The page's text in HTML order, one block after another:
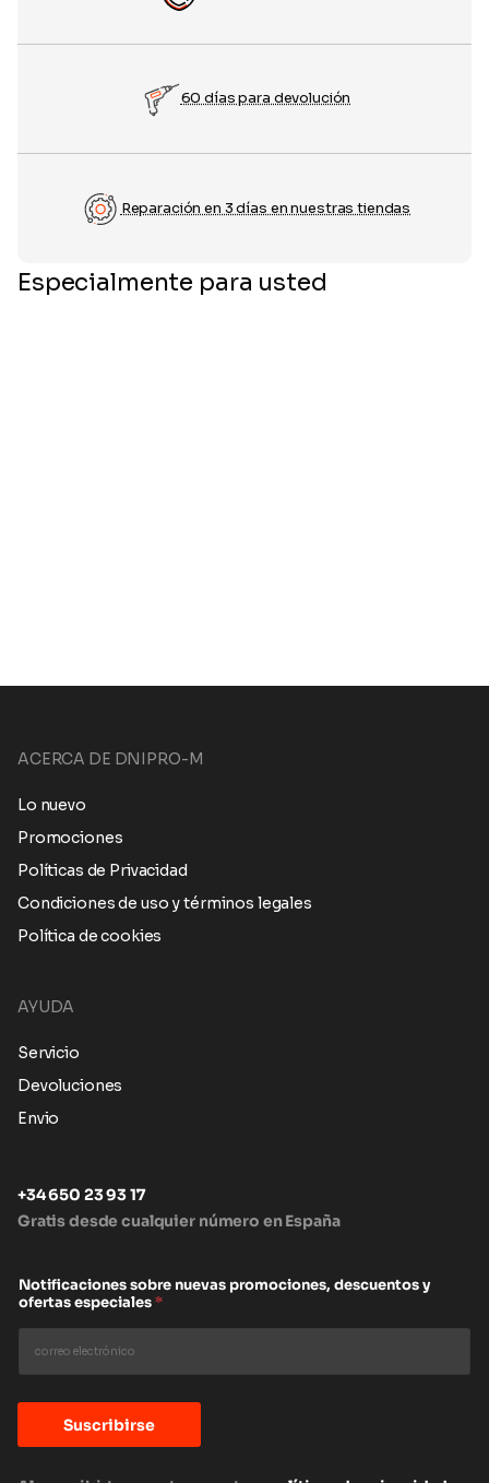
60 días para devolución
Reparación en 3 días en nuestras tiendas
Especialmente para usted
ACERCA DE DNIPRO-M
Lo nuevo
Promociones
Políticas de Privacidad
Condiciones de uso y términos legales
Política de cookies
AYUDA
Servicio
Devoluciones
Envio
+34 650 23 93 17
Gratis desde cualquier número en España
Notificaciones sobre nuevas promociones, descuentos y
ofertas especiales*
Suscribirse